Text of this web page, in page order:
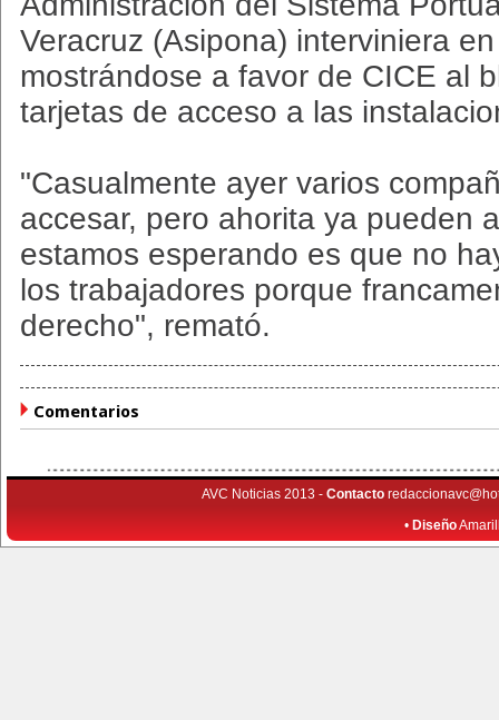
Veracruz (Asipona) interviniera
mostrándose a favor de CICE al
tarjetas de acceso a las
"Casualmente ayer varios
accesar, pero ahorita ya pueden
estamos esperando es que no
los trabajadores porque
derecho", remató.
Comentarios
AVC Noticias 2013 - Contacto
• Diseño